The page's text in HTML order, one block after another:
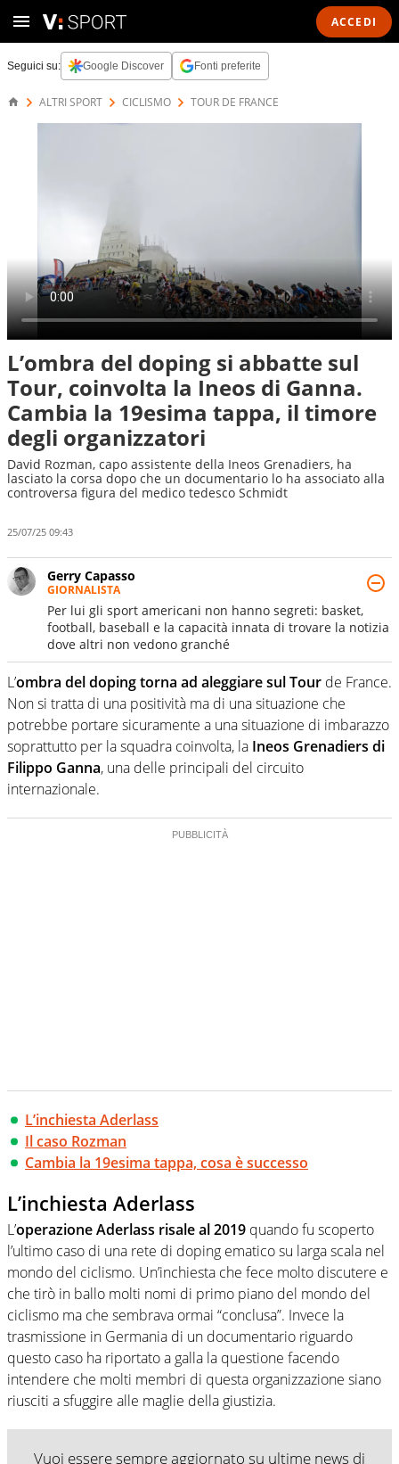
ACCEDI
Seguici su: Google Discover Fonti preferite
ALTRI SPORT CICLISMO TOUR DE FRANCE
L’ombra del doping si abbatte sul
Tour, coinvolta la Ineos di Ganna.
Cambia la 19esima tappa, il timore
degli organizzatori
David Rozman, capo assistente della Ineos Grenadiers, ha
lasciato la corsa dopo che un documentario lo ha associato alla
controversa figura del medico tedesco Schmidt
25/07/25 09:43
Gerry Capasso
GIORNALISTA
Per lui gli sport americani non hanno segreti: basket,
football, baseball e la capacità innata di trovare la notizia
dove altri non vedono granché
L’ombra del doping torna ad aleggiare sul Tour de France.
Non si tratta di una positività ma di una situazione che
potrebbe portare sicuramente a una situazione di imbarazzo
soprattutto per la squadra coinvolta, la Ineos Grenadiers di
Filippo Ganna, una delle principali del circuito
internazionale.
L’inchiesta Aderlass
Il caso Rozman
Cambia la 19esima tappa, cosa è successo
L’inchiesta Aderlass
L’operazione Aderlass risale al 2019 quando fu scoperto
l’ultimo caso di una rete di doping ematico su larga scala nel
mondo del ciclismo. Un’inchiesta che fece molto discutere e
che tirò in ballo molti nomi di primo piano del mondo del
ciclismo ma che sembrava ormai “conclusa”. Invece la
trasmissione in Germania di un documentario riguardo
questo caso ha riportato a galla la questione facendo
intendere che molti membri di questa organizzazione siano
riusciti a sfuggire alle maglie della giustizia.
Vuoi essere sempre aggiornato su ultime news di